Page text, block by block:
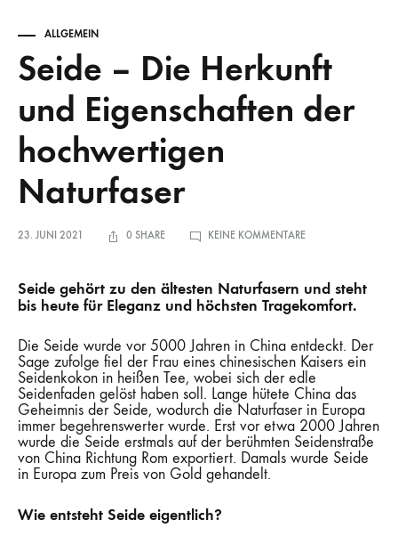
ALLGEMEIN
Seide – Die Herkunft
und Eigenschaften der
hochwertigen
Naturfaser
23. JUNI 2021 0 SHARE KEINE KOMMENTAREZU
UND
EIGENSCHAFTEN
DER
Seide gehört zu den ältesten Naturfasern und steht
bis heute für Eleganz und höchsten Tragekomfort.
Die Seide wurde vor 5000 Jahren in China entdeckt. Der
Sage zufolge fiel der Frau eines chinesischen Kaisers ein
Seidenkokon in heißen Tee, wobei sich der edle
Seidenfaden gelöst haben soll. Lange hütete China das
Geheimnis der Seide, wodurch die Naturfaser in Europa
immer begehrenswerter wurde. Erst vor etwa 2000 Jahren
wurde die Seide erstmals auf der berühmten Seidenstraße
von China Richtung Rom exportiert. Damals wurde Seide
in Europa zum Preis von Gold gehandelt.
Wie entsteht Seide eigentlich?